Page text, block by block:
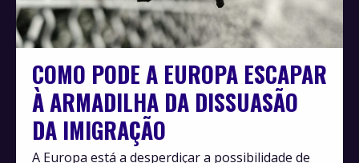
COMO PODE A EUROPA ESCAPAR
À ARMADILHA DA DISSUASÃO
DA IMIGRAÇÃO
A Europa está a desperdiçar a possibilidade de